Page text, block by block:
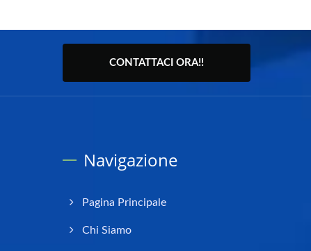
CONTATTACI ORA!!
Navigazione
Pagina Principale
Chi Siamo